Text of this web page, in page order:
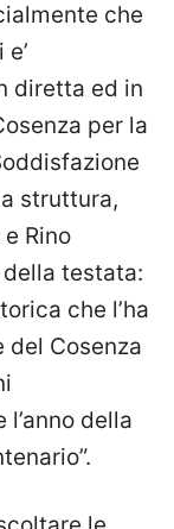
che
diretta ed in
per la
struttura,
Rino
testata:
che l’ha
Cosenza
della